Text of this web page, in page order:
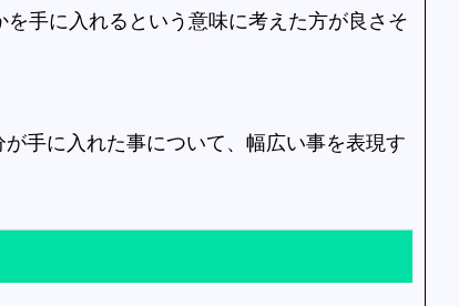
手に入れるという意味に考えた方が良さそ
手に入れた事について、幅広い事を表現す